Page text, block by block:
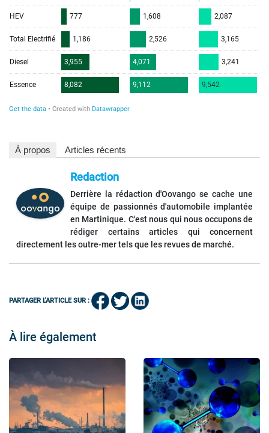
À propos Articles récents
Redaction
Derrière la rédaction d'Oovango se cache une
équipe de passionnés d'automobile implantée
en Martinique. C'est nous qui nous occupons de
rédiger certains articles qui concernent
directement les outre-mer tels que les revues de marché.
PARTAGER L'ARTICLE SUR :
À lire également